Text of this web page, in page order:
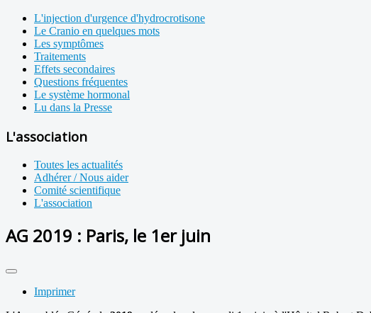
L'injection d'urgence d'hydrocrotisone
Le Cranio en quelques mots
Les symptômes
Traitements
Effets secondaires
Questions fréquentes
Le système hormonal
Lu dans la Presse
L'association
Toutes les actualités
Adhérer / Nous aider
Comité scientifique
L'association
AG 2019 : Paris, le 1er juin
Imprimer